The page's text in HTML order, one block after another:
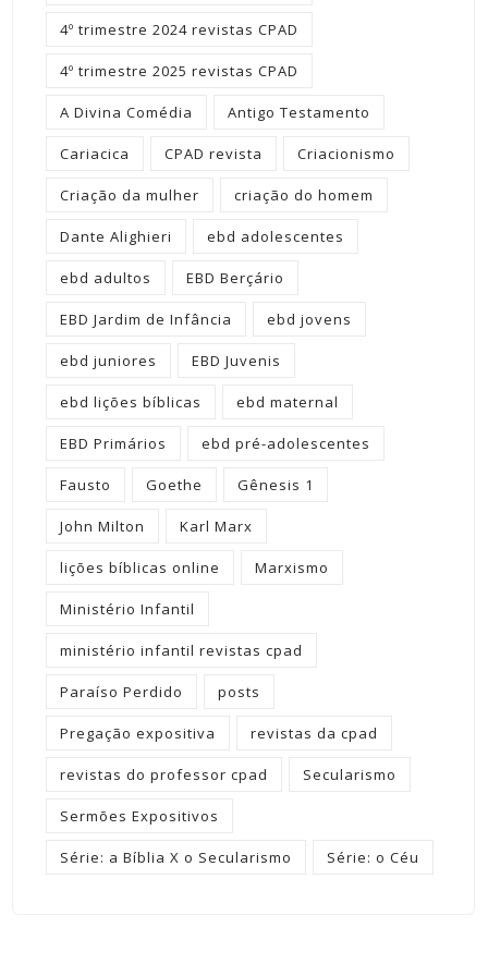
4º trimestre 2024 revistas CPAD
4º trimestre 2025 revistas CPAD
A Divina Comédia Antigo Testamento
Cariacica CPAD revista Criacionismo
Criação da mulher criação do homem
Dante Alighieri ebd adolescentes
ebd adultos EBD Berçário
EBD Jardim de Infância ebd jovens
ebd juniores EBD Juvenis
ebd lições bíblicas ebd maternal
EBD Primários ebd pré-adolescentes
Fausto Goethe Gênesis 1
John Milton Karl Marx
lições bíblicas online Marxismo
Ministério Infantil
ministério infantil revistas cpad
Paraíso Perdido posts
Pregação expositiva revistas da cpad
revistas do professor cpad Secularismo
Sermões Expositivos
Série: a Bíblia X o Secularismo Série: o Céu